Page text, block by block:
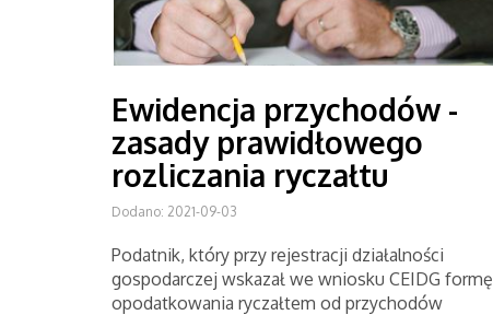
Ewidencja przychodów -
zasady prawidłowego
rozliczania ryczałtu
Dodano: 2021-09-03
Podatnik, który przy rejestracji działalności
gospodarczej wskazał we wniosku CEIDG formę
opodatkowania ryczałtem od przychodów